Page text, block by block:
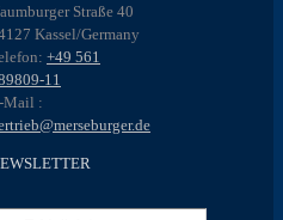
Straße 40
Kassel/Germany
+49 561
11
Mail :